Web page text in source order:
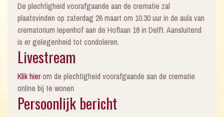
De plechtigheid voorafgaande aan de crematie zal
plaatsvinden op zaterdag 26 maart om 10.30 uur in de aula van
crematorium Iepenhof aan de Hoflaan 18 in Delft. Aansluitend
is er gelegenheid tot condoleren.
Livestream
Klik hierom de plechtigheid voorafgaande aan de crematie
online bij te wonen
Persoonlijk bericht